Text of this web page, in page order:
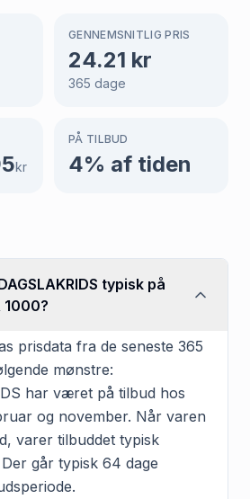
GENNEMSNITLIG PRIS
24.21 kr
365 dage
kr
PÅ TILBUD
4% af tiden
typisk på
1000?
prisdata fra de seneste 365
mønstre:
har været på tilbud hos
og november. Når varen
varer tilbuddet typisk
går typisk 64 dage